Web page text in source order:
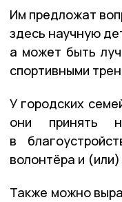
Им предложат
здесь научную
а может быть
спортивными
У городских
они принять
в
волонтёра и
Также можно